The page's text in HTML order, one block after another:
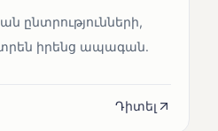
ընտրությունների,
իրենց ապագան.
Դիտել